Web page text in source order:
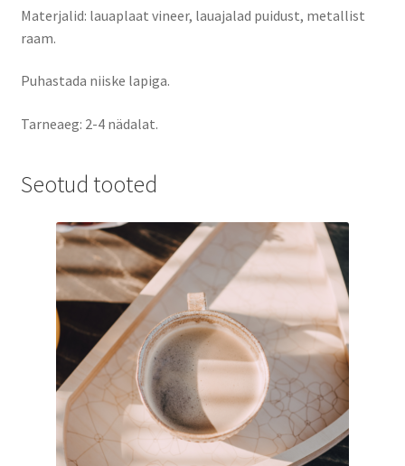
Materjalid: lauaplaat vineer, lauajalad puidust, metallist
raam.
Puhastada niiske lapiga.
Tarneaeg: 2-4 nädalat.
Seotud tooted